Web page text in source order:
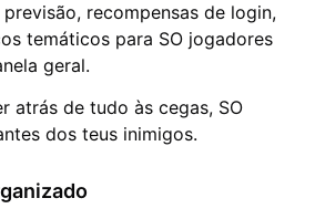
recompensas de login,
temáticos para SO jogadores
geral.
atrás de tudo às cegas, SO
dos teus inimigos.